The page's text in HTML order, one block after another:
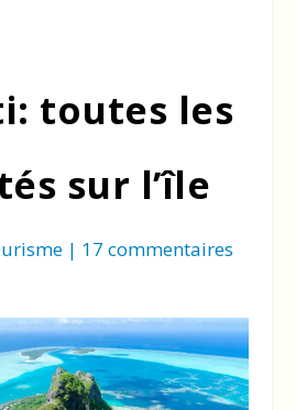
toutes les
sur l’île
| 17 commentaires